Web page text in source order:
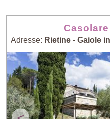
Adresse: Rietine - Gaiole